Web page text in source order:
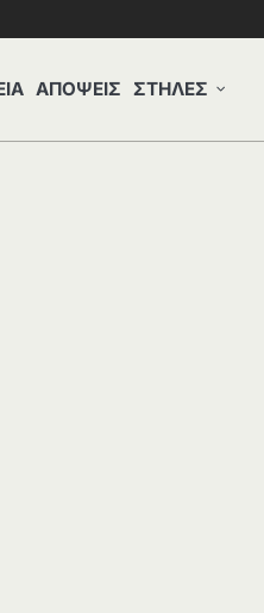
ΑΠΟΨΕΙΣ ΣΤΗΛΕΣ